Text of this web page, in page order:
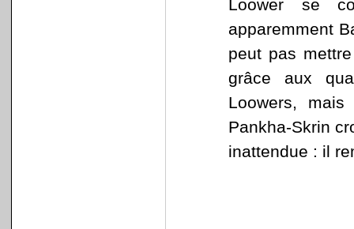
Loower se
apparemment
peut pas
grâce aux
Loowers,
Pankha-Skrin
inattendue : il